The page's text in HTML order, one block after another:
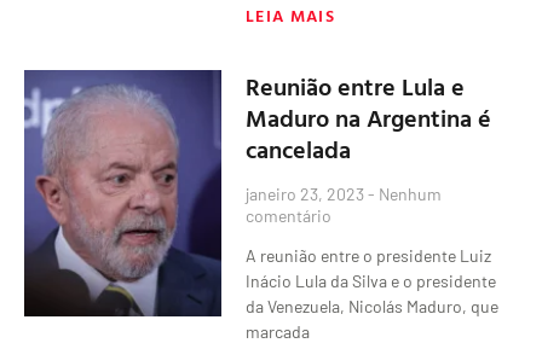
LEIA MAIS
Reunião entre Lula e
Maduro na Argentina é
cancelada
janeiro 23, 2023 Nenhum
comentário
A reunião entre o presidente Luiz
Inácio Lula da Silva e o presidente
da Venezuela, Nicolás Maduro, que
marcada